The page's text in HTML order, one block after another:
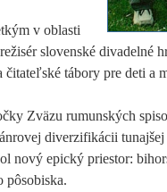
v oblasti
slovenské divadelné
tábory pre deti a
Zväzu rumunských
diverzifikácii
nový epický priestor:
pôsobiska.